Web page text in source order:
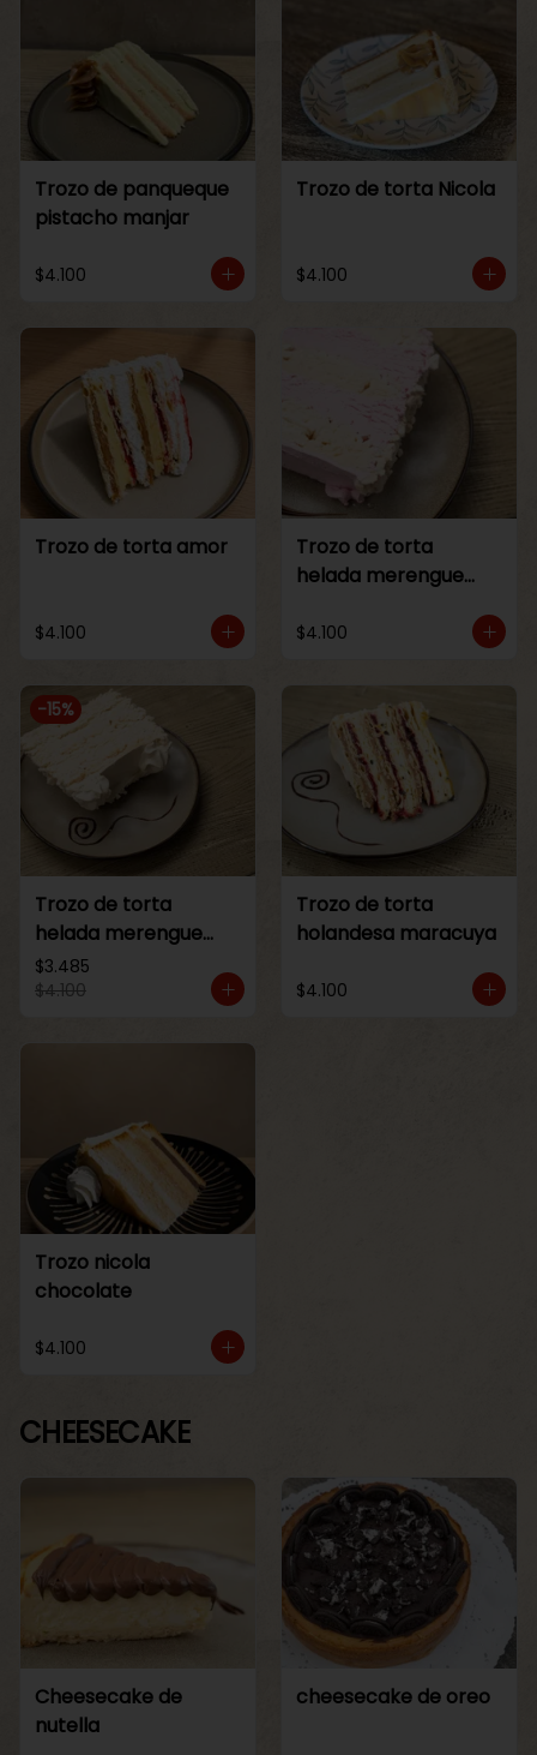
Trozo de panqueque
pistacho manjar
$4.100
Trozo de torta Nicola
$4.100
Trozo de torta amor
$4.100
Trozo de torta
helada merengue
$4.100
-15%
Trozo de torta
helada merengue
lucuma
$3.485
$4.100
Trozo de torta
holandesa maracuya
$4.100
Trozo nicola
chocolate
$4.100
CHEESECAKE
Cheesecake de
nutella
cheesecake de oreo